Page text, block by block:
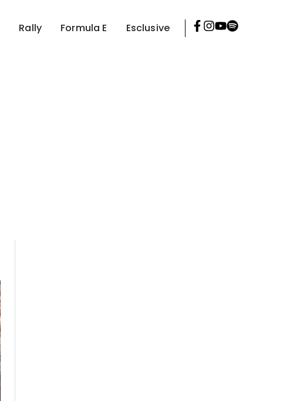
Rally Formula E Esclusive